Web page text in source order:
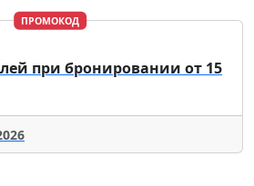
ПРОМОКОД
при бронировании от 15